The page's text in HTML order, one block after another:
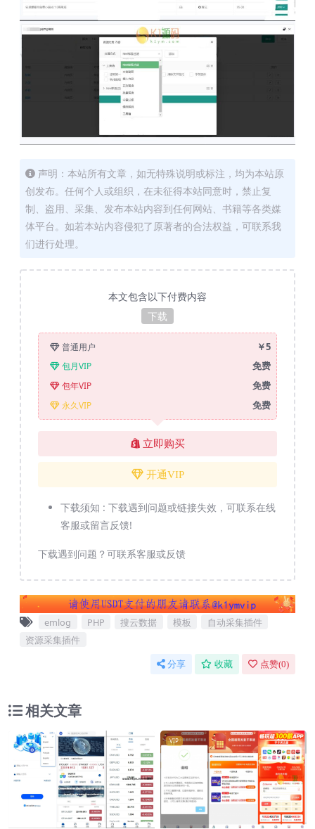
声明：本站所有文章，如无特殊说明或标注，均为本站原
创发布。任何个人或组织，在未征得本站同意时，禁止复
制、盗用、采集、发布本站内容到任何网站、书籍等各类媒
体平台。如若本站内容侵犯了原著者的合法权益，可联系我
们进行处理。
本文包含以下付费内容
下载
普通用户 ￥5
包月VIP 免费
包年VIP 免费
永久VIP 免费
立即购买
开通VIP
下载须知 : 下载遇到问题或链接失效，可联系在线
客服或留言反馈!
下载遇到问题？可联系客服或反馈
emlog PHP 搜云数据 模板
自动采集插件
资源采集插件
分享 收藏 点赞(0)
相关文章
VIP